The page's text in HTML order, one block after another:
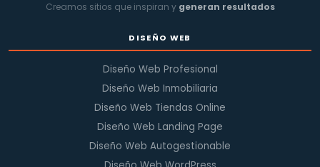
Creamos sitios que inspiran y generan resultados
DISEÑO WEB
Diseño Web Profesional
Diseño Web Inmobiliaria
Diseño Web Tiendas Online
Diseño Web Landing Page
Diseño Web Autogestionable